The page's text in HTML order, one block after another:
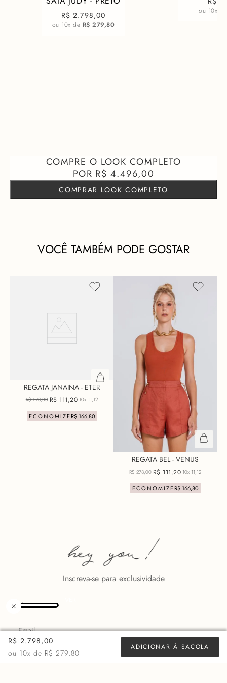
R$ 2.798,00
ou 10x de R$ 279,80
ou 10x
R$ 4.496,00
COMPRAR LOOK COMPLETO
VOCÊ TAMBÉM PODE GOSTAR
REGATA JANAINA - ETER
R$ 278,00 R$ 111,20 10x 11,12
ECONOMIZER$ 166,80
REGATA BEL - VENUS
R$ 278,00 R$ 111,20 10x 11,12
ECONOMIZER$ 166,80
R$ 2.798,00
ou 10x de R$ 279,80
ADICIONAR À SACOLA